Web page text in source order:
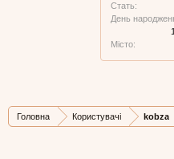
Стать:
День
Місто:
Головна Користувачі kobza